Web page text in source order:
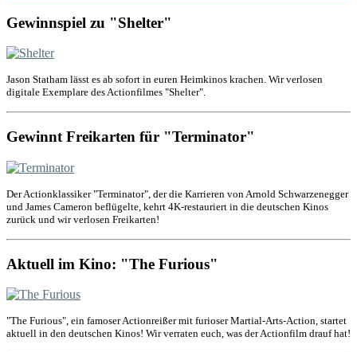
Gewinnspiel zu "Shelter"
Jason Statham lässt es ab sofort in euren Heimkinos krachen. Wir verlosen
digitale Exemplare des Actionfilmes "Shelter".
Gewinnt Freikarten für "Terminator"
Der Actionklassiker "Terminator", der die Karrieren von Arnold Schwarzenegger
und James Cameron beflügelte, kehrt 4K-restauriert in die deutschen Kinos
zurück und wir verlosen Freikarten!
Aktuell im Kino: "The Furious"
"The Furious", ein famoser Actionreißer mit furioser Martial-Arts-Action, startet
aktuell in den deutschen Kinos! Wir verraten euch, was der Actionfilm drauf hat!